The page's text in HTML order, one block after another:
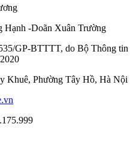
Hạnh -Doãn Xuân Trường
GP-BTTTT, do Bộ Thông tin
Khuê, Phường Tây Hồ, Hà Nội